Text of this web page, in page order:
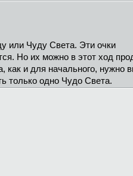
или Чуду Света. Эти очки
Но их можно в этот ход
как и для начального, нужно
только одно Чудо Света.